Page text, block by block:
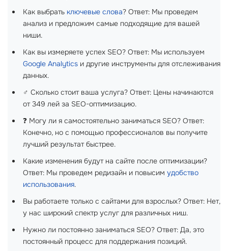
Как выбрать ключевые слова? Ответ: Мы проведем
анализ и предложим самые подходящие для вашей
ниши.
Как вы измеряете успех SEO? Ответ: Мы используем
Google Analytics и другие инструменты для отслеживания
данных.
‍♂️ Сколько стоит ваша услуга? Ответ: Цены начинаются
от 349 лей за SEO-оптимизацию.
❓ Могу ли я самостоятельно заниматься SEO? Ответ:
Конечно, но с помощью профессионалов вы получите
лучший результат быстрее.
Какие изменения будут на сайте после оптимизации?
Ответ: Мы проведем редизайн и повысим удобство
использования.
Вы работаете только с сайтами для взрослых? Ответ: Нет,
у нас широкий спектр услуг для различных ниш.
Нужно ли постоянно заниматься SEO? Ответ: Да, это
постоянный процесс для поддержания позиций.